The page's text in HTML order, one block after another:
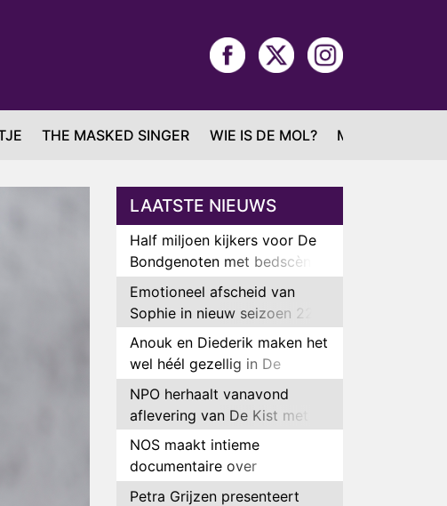
THE MASKED SINGER WIE IS DE MOL? MAFS
LAATSTE NIEUWS
Half miljoen kijkers voor De
Bondgenoten met bedscène
van Anouk en Diederik
Emotioneel afscheid van
Sophie in nieuw seizoen 22
Kids and Counting
Anouk en Diederik maken het
wel héél gezellig in De
Bondgenoten
NPO herhaalt vanavond
aflevering van De Kist met
Peter Faber
NOS maakt intieme
documentaire over
hockeyster Yibbi Jansen
Petra Grijzen presenteert